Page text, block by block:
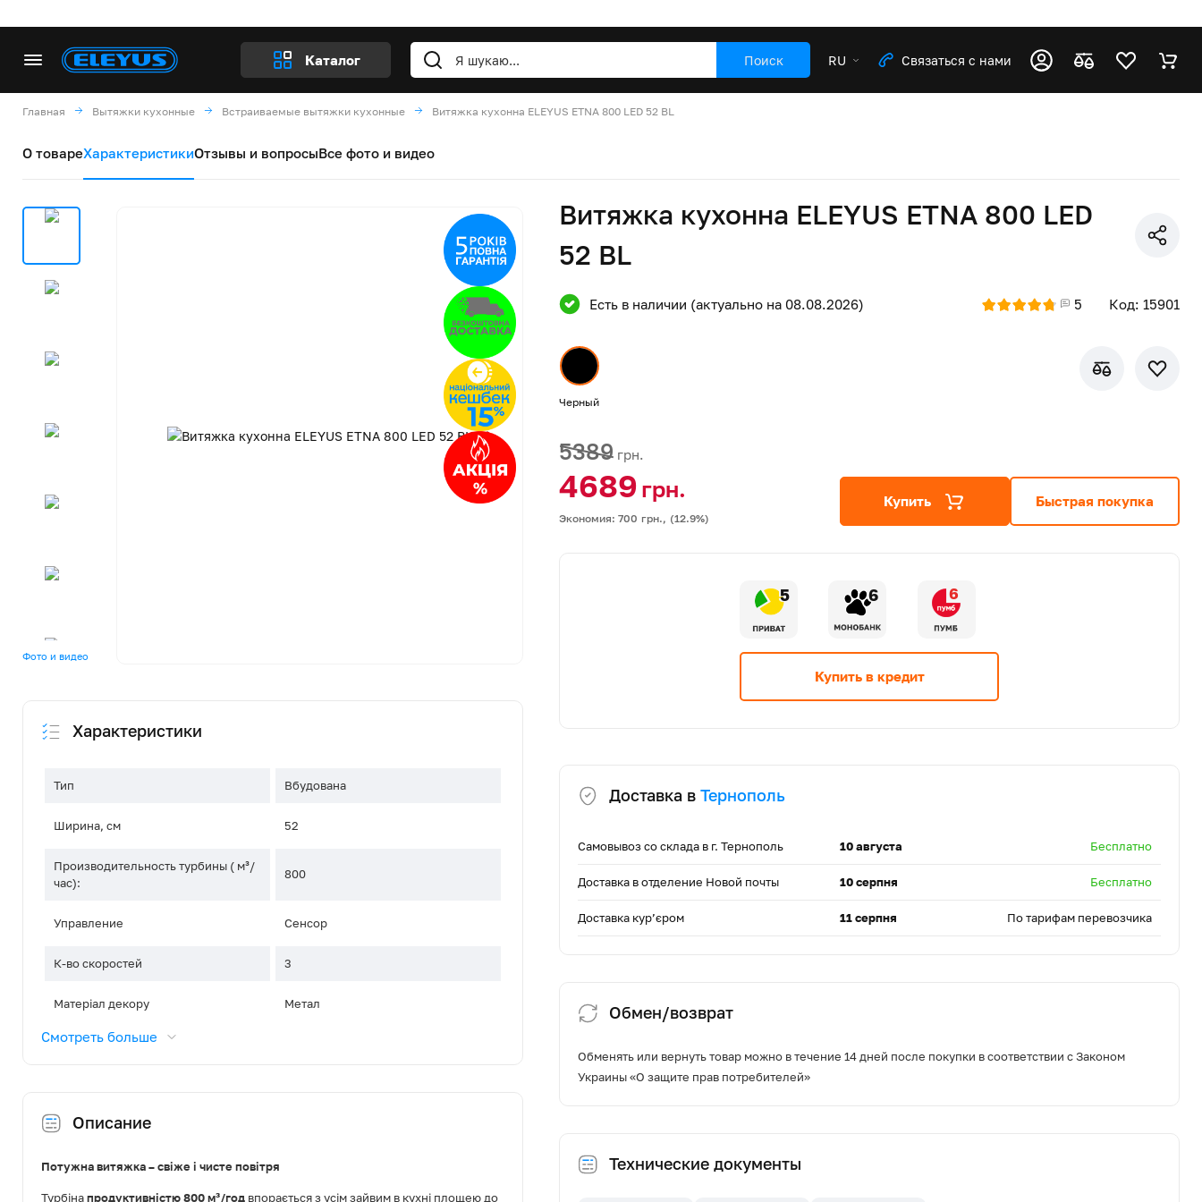
Каталог Поиск RU Связаться с нами
Главная Вытяжки кухонные Встраиваемые вытяжки кухонные Витяжка кухонна ELEYUS ETNA 800 LED 52 BL
О товареХарактеристикиОтзывы и вопросыВсе фото и видео
Фото и видео
Характеристики
Тип Вбудована
Ширина, см 52
Производительность турбины ( м³/
час):
800
Управление Сенсор
К-во скоростей 3
Матеріал декору Метал
Тип освещения
Диаметр воздуховода, мм
Режим роботи
Смотреть больше
Описание
Потужна витяжка – свіже і чисте повітря
Турбінапродуктивністю 800 м³/год впорається з усім зайвим в кухні площею до
Витяжка кухонна ELEYUS ETNA 800 LED
52 BL
Есть в наличии (актуально на 08.08.2026) 5 Код: 15901
Черный
5389 грн.
4689грн.
Экономия: 700 грн., (12.9%)
Купить Быстрая покупка
5 6 6
Купить в кредит
Доставка в Тернополь
Самовывоз со склада в г. Тернополь 10 августа Бесплатно
Доставка в отделение Новой почты 10 серпня Бесплатно
Доставка кур’єром 11 серпня По тарифам перевозчика
Обмен/возврат
Обменять или вернуть товар можно в течение 14 дней после покупки в соответствии с Законом
Украины «О защите прав потребителей»
Технические документы